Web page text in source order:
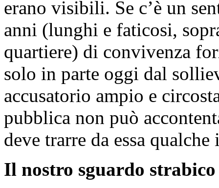
erano visibili. Se c’è un
anni (lunghi e faticosi,
quartiere) di convivenza
solo in parte oggi dal
accusatorio ampio e
pubblica non può
deve trarre da essa
Il nostro sguardo